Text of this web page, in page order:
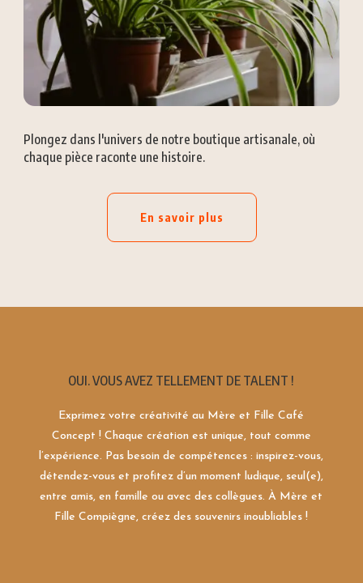
Plongez dans l'univers de notre boutique artisanale, où
chaque pièce raconte une histoire.
En savoir plus
OUI. VOUS AVEZ TELLEMENT DE TALENT !
Exprimez votre créativité au Mère et Fille Café
Concept ! Chaque création est unique, tout comme
l’expérience. Pas besoin de compétences : inspirez-vous,
détendez-vous et profitez d’un moment ludique, seul(e),
entre amis, en famille ou avec des collègues. À Mère et
Fille Compiègne, créez des souvenirs inoubliables !